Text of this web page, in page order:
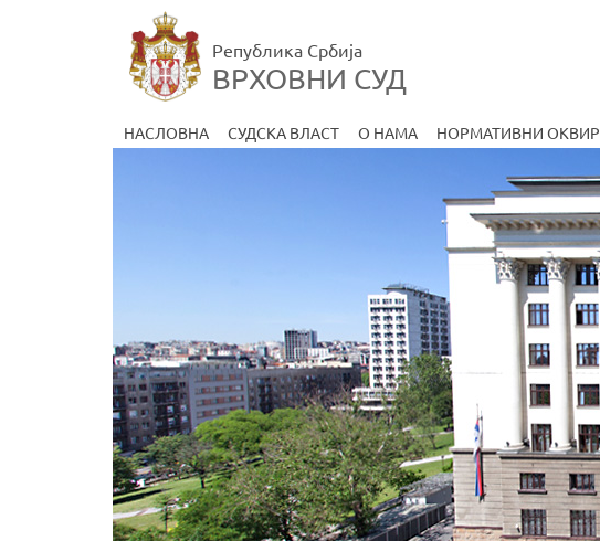
Република Србија
ВРХОВНИ СУД
НАСЛОВНА СУДСКА ВЛАСТ О НАМА НОРМАТИВНИ ОКВИР